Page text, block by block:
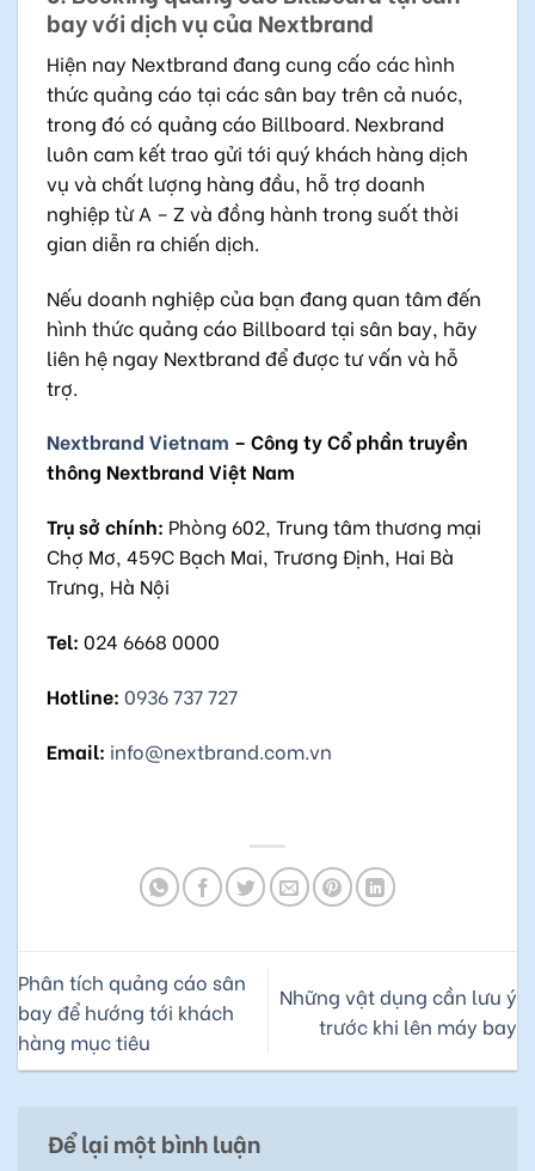
bay với dịch vụ của Nextbrand
Hiện nay Nextbrand đang cung cấo các hình
thức quảng cáo tại các sân bay trên cả nuóc,
trong đó có quảng cáo Billboard. Nexbrand
luôn cam kết trao gửi tới quý khách hàng dịch
vụ và chất lượng hàng đầu, hỗ trợ doanh
nghiệp từ A – Z và đồng hành trong suốt thời
gian diễn ra chiến dịch.
Nếu doanh nghiệp của bạn đang quan tâm đến
hình thức quảng cáo Billboard tại sân bay, hãy
liên hệ ngay Nextbrand để được tư vấn và hỗ
trợ.
Nextbrand Vietnam – Công ty Cổ phần truyền
thông Nextbrand Việt Nam
Trụ sở chính: Phòng 602, Trung tâm thương mại
Chợ Mơ, 459C Bạch Mai, Trương Định, Hai Bà
Trưng, Hà Nội
Tel: 024 6668 0000
Hotline: 0936 737 727
Email: info@nextbrand.com.vn
Phân tích quảng cáo sân
bay để hướng tới khách
hàng mục tiêu
Những vật dụng cần lưu ý
trước khi lên máy bay
Để lại một bình luận